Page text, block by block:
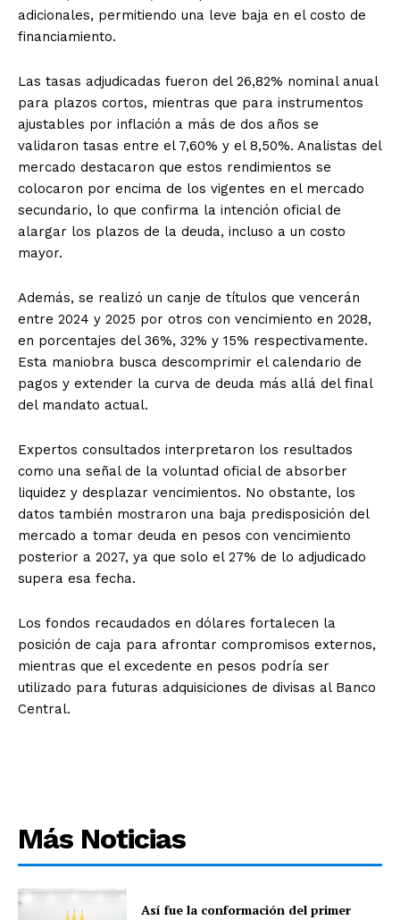
adicionales, permitiendo una leve baja en el costo de
financiamiento.
Las tasas adjudicadas fueron del 26,82% nominal anual
para plazos cortos, mientras que para instrumentos
ajustables por inflación a más de dos años se
validaron tasas entre el 7,60% y el 8,50%. Analistas del
mercado destacaron que estos rendimientos se
colocaron por encima de los vigentes en el mercado
secundario, lo que confirma la intención oficial de
alargar los plazos de la deuda, incluso a un costo
mayor.
Además, se realizó un canje de títulos que vencerán
entre 2024 y 2025 por otros con vencimiento en 2028,
en porcentajes del 36%, 32% y 15% respectivamente.
Esta maniobra busca descomprimir el calendario de
pagos y extender la curva de deuda más allá del final
del mandato actual.
Expertos consultados interpretaron los resultados
como una señal de la voluntad oficial de absorber
liquidez y desplazar vencimientos. No obstante, los
datos también mostraron una baja predisposición del
mercado a tomar deuda en pesos con vencimiento
posterior a 2027, ya que solo el 27% de lo adjudicado
supera esa fecha.
Los fondos recaudados en dólares fortalecen la
posición de caja para afrontar compromisos externos,
mientras que el excedente en pesos podría ser
utilizado para futuras adquisiciones de divisas al Banco
Central.
Más Noticias
Así fue la conformación del primer